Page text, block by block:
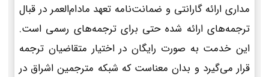
مداری ارائه گارانتی و ضمانت‌نامه تعهد مادام‌العمر در قبال
ترجمه‌های ارائه شده حتی برای ترجمه‌های رسمی است.
این خدمت به صورت رایگان در اختیار متقاضیان ترجمه
قرار می‌گیرد و بدان معناست که شبکه مترجمین اشراق در